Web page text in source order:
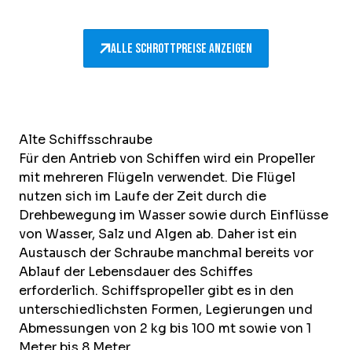
Alle Schrottpreise anzeigen
Alte Schiffsschraube
Für den Antrieb von Schiffen wird ein Propeller
mit mehreren Flügeln verwendet. Die Flügel
nutzen sich im Laufe der Zeit durch die
Drehbewegung im Wasser sowie durch Einflüsse
von Wasser, Salz und Algen ab. Daher ist ein
Austausch der Schraube manchmal bereits vor
Ablauf der Lebensdauer des Schiffes
erforderlich. Schiffspropeller gibt es in den
unterschiedlichsten Formen, Legierungen und
Abmessungen von 2 kg bis 100 mt sowie von 1